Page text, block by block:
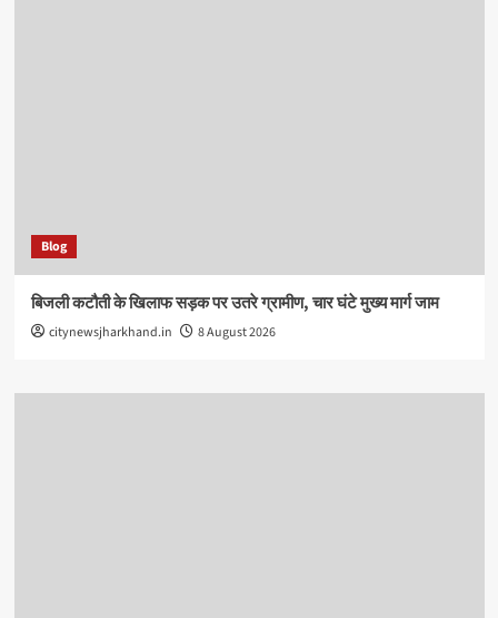
Blog
बिजली कटौती के खिलाफ सड़क पर उतरे ग्रामीण, चार घंटे मुख्य मार्ग जाम
citynewsjharkhand.in 8 August 2026